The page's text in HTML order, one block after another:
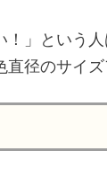
」という
径のサイ